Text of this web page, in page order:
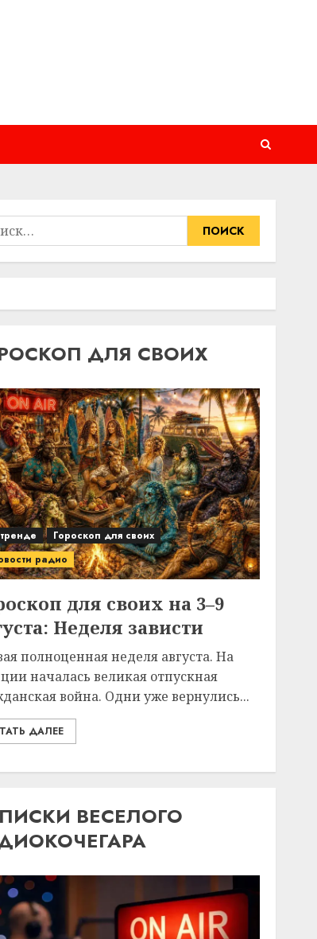
ДЛЯ СВОИХ
Гороскоп для своих
радио
для своих на 3–9
Неделя зависти
полноценная неделя августа. На
началась великая отпускная
война. Одни уже вернулись...
ДАЛЕЕ
ВЕСЕЛОГО